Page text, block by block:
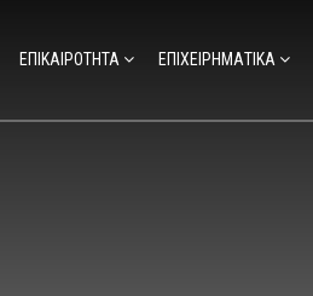
ΕΠΙΚΑΙΡΟΤΗΤΑ ΕΠΙΧΕΙΡΗΜΑΤΙΚΑ